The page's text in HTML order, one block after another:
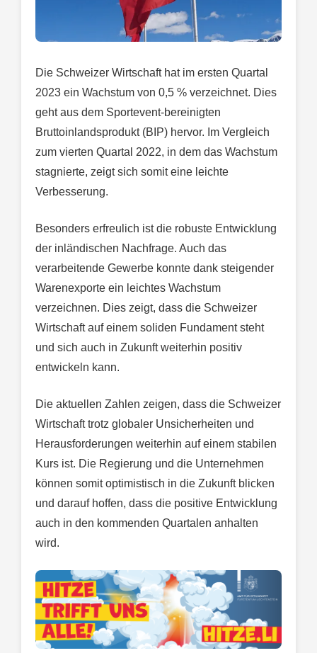
Die Schweizer Wirtschaft hat im ersten Quartal
2023 ein Wachstum von 0,5 % verzeichnet. Dies
geht aus dem Sportevent-bereinigten
Bruttoinlandsprodukt (BIP) hervor. Im Vergleich
zum vierten Quartal 2022, in dem das Wachstum
stagnierte, zeigt sich somit eine leichte
Verbesserung.
Besonders erfreulich ist die robuste Entwicklung
der inländischen Nachfrage. Auch das
verarbeitende Gewerbe konnte dank steigender
Warenexporte ein leichtes Wachstum
verzeichnen. Dies zeigt, dass die Schweizer
Wirtschaft auf einem soliden Fundament steht
und sich auch in Zukunft weiterhin positiv
entwickeln kann.
Die aktuellen Zahlen zeigen, dass die Schweizer
Wirtschaft trotz globaler Unsicherheiten und
Herausforderungen weiterhin auf einem stabilen
Kurs ist. Die Regierung und die Unternehmen
können somit optimistisch in die Zukunft blicken
und darauf hoffen, dass die positive Entwicklung
auch in den kommenden Quartalen anhalten
wird.